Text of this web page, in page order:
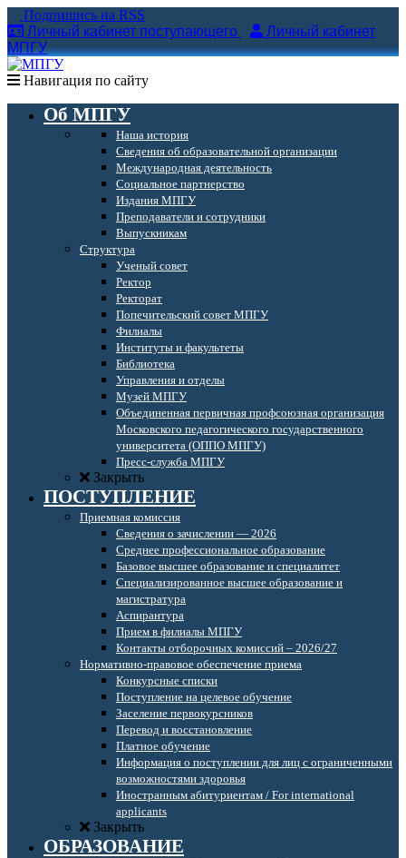
Подпишись на RSS
Личный кабинет поступающего
Личный кабинет
МПГУ
Навигация по сайту
Об МПГУ
Наша история
Сведения об образовательной организации
Международная деятельность
Социальное партнерство
Издания МПГУ
Преподаватели и сотрудники
Выпускникам
Структура
Ученый совет
Ректор
Ректорат
Попечительский совет МПГУ
Филиалы
Институты и факультеты
Библиотека
Управления и отделы
Музей МПГУ
Объединенная первичная профсоюзная организация
Московского педагогического государственного
университета (ОППО МПГУ)
Пресс-служба МПГУ
Закрыть
ПОСТУПЛЕНИЕ
Приемная комиссия
Сведения о зачислении — 2026
Среднее профессиональное образование
Базовое высшее образование и специалитет
Специализированное высшее образование и
магистратура
Аспирантура
Прием в филиалы МПГУ
Контакты отборочных комиссий – 2026/27
Нормативно-правовое обеспечение приема
Конкурсные списки
Поступление на целевое обучение
Заселение первокурсников
Перевод и восстановление
Платное обучение
Информация о поступлении для лиц с ограниченными
возможностями здоровья
Иностранным абитуриентам / For international
applicants
Закрыть
ОБРАЗОВАНИЕ